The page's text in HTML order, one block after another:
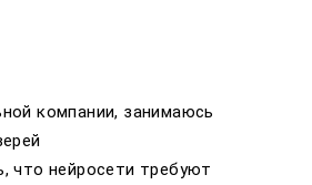
компании, занимаюсь
что нейросети требуют